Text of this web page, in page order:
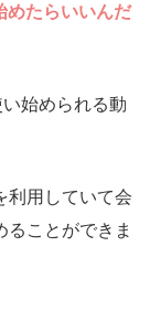
めたらいいんだ
始められる動
利用していて会
ることができま